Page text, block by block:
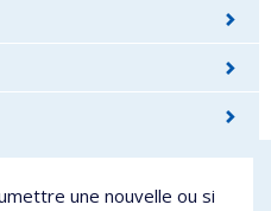
une nouvelle ou si